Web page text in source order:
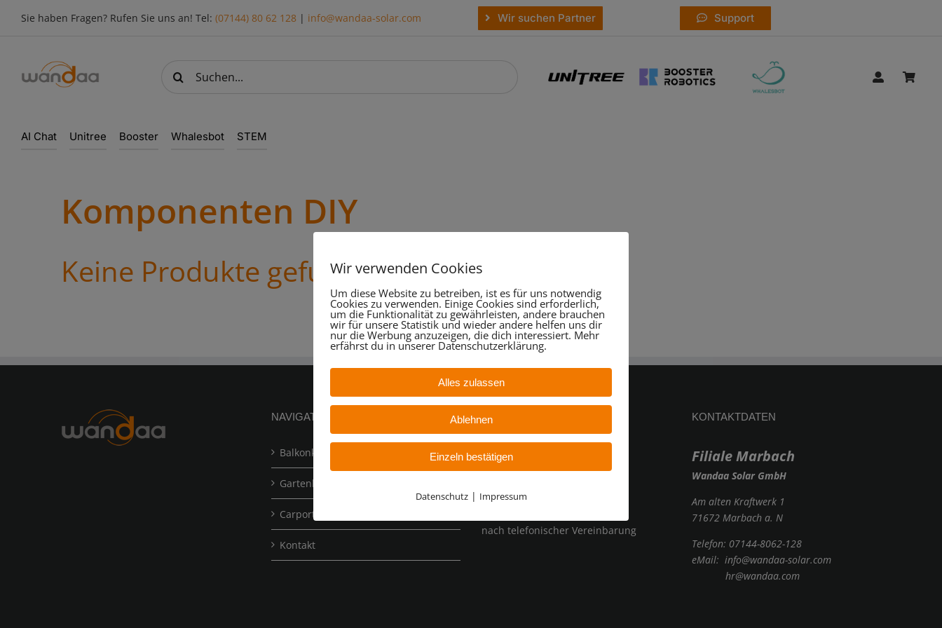
Sie haben Fragen? Rufen Sie uns an! Tel: (07144) 80 62 128| info@wandaa-solar.com Wir suchen Partner Support
nach:
AI Chat Unitree Booster Whalesbot STEM
Komponenten DIY
Keine Produkte gefunden
NAVIGATION
Balkonkraftwerk Photovoltaik
Gartenkraftwerk Photovoltaik
Carportkraftwerk Photovoltaik
Kontakt
ÖFFNUNGSZEITEN
Montag – Freitag:
13:00 Uhr bis 16:00 Uhr
nach telefonischer Vereinbarung
KONTAKTDATEN
Filiale Marbach
Wandaa Solar GmbH
Am alten Kraftwerk 1
71672 Marbach a. N
Telefon: 07144-8062-128
eMail: info@wandaa-solar.com
hr@wandaa.com
Wir verwenden Cookies
Um diese Website zu betreiben, ist es für uns notwendig
Cookies zu verwenden. Einige Cookies sind erforderlich,
um die Funktionalität zu gewährleisten, andere brauchen
wir für unsere Statistik und wieder andere helfen uns dir
nur die Werbung anzuzeigen, die dich interessiert. Mehr
erfährst du in unserer Datenschutzerklärung.
Alles zulassen
Ablehnen
Einzeln bestätigen
Datenschutz| Impressum